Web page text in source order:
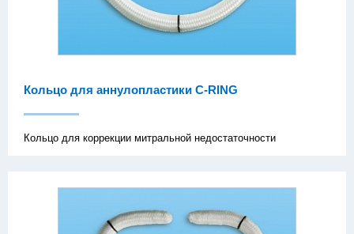
Кольцо для аннулопластики C-RING
Кольцо для коррекции митральной недостаточности